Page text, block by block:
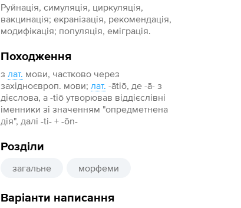
Руйнація, симуляція, циркуляція,
вакцинація; екранізація, рекомендація,
модифікація; популяція, еміграція.
Походження
з лат. мови, частково через
західноєвроп. мови; лат. -ātiō, де -ā- з
дієслова, а -tiō утворював віддієслівні
іменники зі значенням "опредметнена
дія", далі -ti- + -ōn-
Розділи
загальне морфеми
Варіанти написання